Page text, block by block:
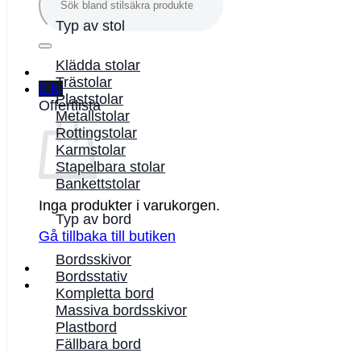
0 kr
Offertlista
Inga produkter i varukorgen.
Gå tillbaka till butiken
Typ av stol
Klädda stolar
Trästolar
Plaststolar
Metallstolar
Rottingstolar
Karmstolar
Stapelbara stolar
Bankettstolar
Typ av bord
Bordsskivor
Bordsstativ
Kompletta bord
Massiva bordsskivor
Plastbord
Fällbara bord